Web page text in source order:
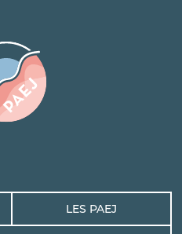
LES PAEJ